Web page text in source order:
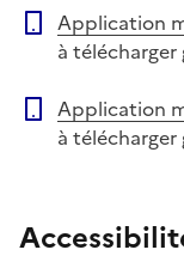
Application
à
Application
à